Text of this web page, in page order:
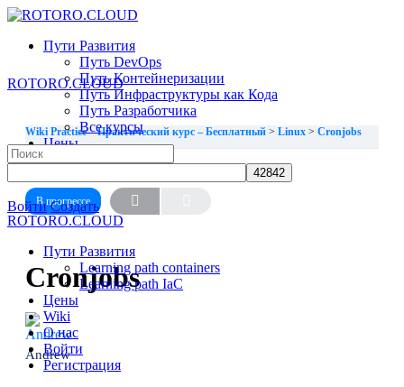
Toggle
Panel
Пути Развития
Путь DevOps
Путь Контейнеризации
Путь Инфраструктуры как Кода
Путь Разработчика
Все курсы
Цены
Wiki
More
options
Войти Создать
ROTORO.CLOUD
Search
for:
ROTORO.CLOUD
Пути Развития
Learning path containers
Learning path IaC
Цены
Wiki
О нас
Войти
Регистрация
Wiki Practice – Практический курс – Бесплатный Linux Cronjobs
УРОК 1, ТЕМА 8
В прогрессе
Cronjobs
Andrew